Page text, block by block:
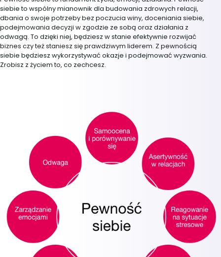
siebie to wspólny mianownik dla budowania zdrowych relacji,
dbania o swoje potrzeby bez poczucia winy, doceniania siebie,
podejmowania decyzji w zgodzie ze sobą oraz działania z
odwagą. To dzięki niej, będziesz w stanie efektywnie rozwijać
biznes czy też staniesz się prawdziwym liderem. Z pewnością
siebie będziesz wykorzystywać okazje i podejmować wyzwania.
Zrobisz z życiem to, co zechcesz.